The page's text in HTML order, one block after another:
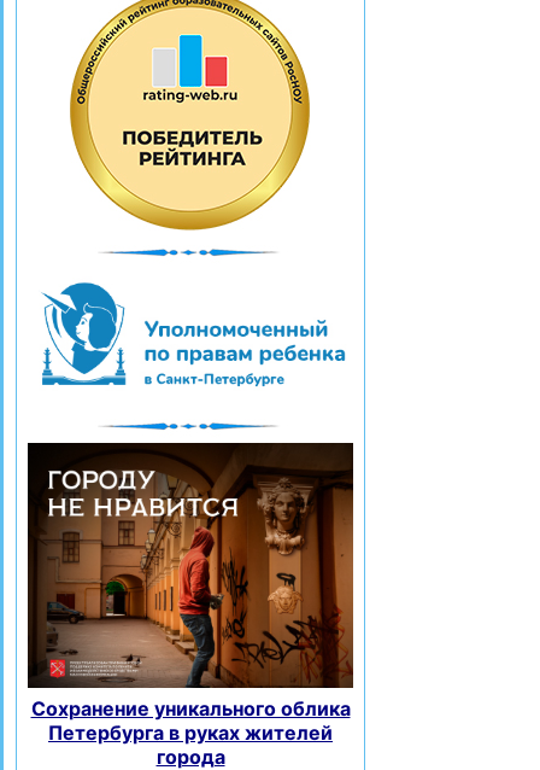
Сохранение уникального облика
Петербурга в руках жителей
города